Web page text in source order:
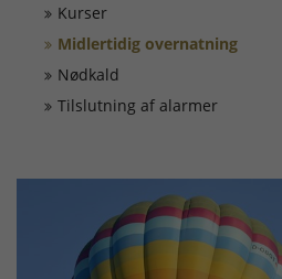
Fyrværkeri
Kontakt
Ledige Stillinger
Kurser
Midlertidig overnatning
Nødkald
Tilslutning af alarmer